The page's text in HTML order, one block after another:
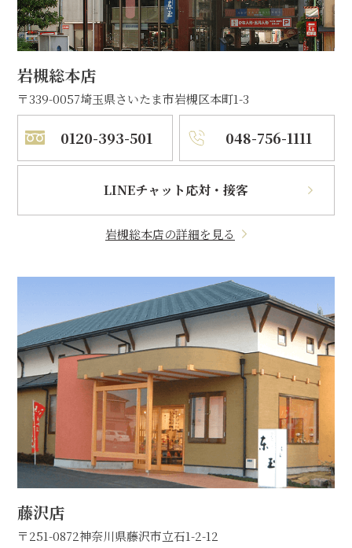
岩槻総本店
〒339-0057埼玉県さいたま市岩槻区本町1-3
0120-393-501 048-756-1111
LINEチャット応対・接客
岩槻総本店の詳細を見る
藤沢店
〒251-0872神奈川県藤沢市立石1-2-12